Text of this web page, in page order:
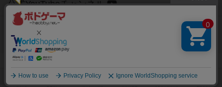
公式YouTubeチャンネル